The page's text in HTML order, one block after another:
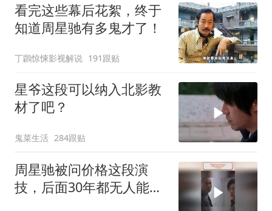
看完这些幕后花絮，终于
知道周星驰有多鬼才了！
丁鸊惊悚影视解说 191跟贴
星爷这段可以纳入北影教
材了吧？
鬼菜生活 284跟贴
周星驰被问价格这段演
技，后面30年都无人能